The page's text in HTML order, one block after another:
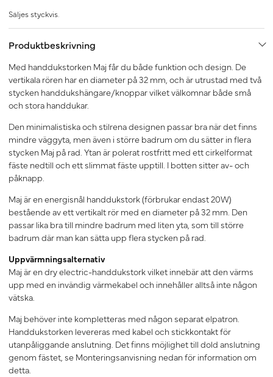
Säljes styckvis.
Produktbeskrivning
Med handdukstorken Maj får du både funktion och design. De
vertikala rören har en diameter på 32 mm, och är utrustad med två
stycken handdukshängare/knoppar vilket välkomnar både små
och stora handdukar.
Den minimalistiska och stilrena designen passar bra när det finns
mindre väggyta, men även i större badrum om du sätter in flera
stycken Maj på rad. Ytan är polerat rostfritt med ett cirkelformat
fäste nedtill och ett slimmat fäste upptill. I botten sitter av- och
påknapp.
Maj är en energisnål handdukstork (förbrukar endast 20W)
bestående av ett vertikalt rör med en diameter på 32 mm. Den
passar lika bra till mindre badrum med liten yta, som till större
badrum där man kan sätta upp flera stycken på rad.
Uppvärmningsalternativ
Maj är en dry electric-handdukstork vilket innebär att den värms
upp med en invändig värmekabel och innehåller alltså inte någon
vätska.
Maj behöver inte kompletteras med någon separat elpatron.
Handdukstorken levereras med kabel och stickkontakt för
utanpåliggande anslutning. Det finns möjlighet till dold anslutning
genom fästet, se Monteringsanvisning nedan för information om
detta.